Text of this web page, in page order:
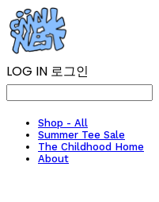
LOG IN 로그인
Shop - All
Summer Tee Sale
The Childhood Home
About